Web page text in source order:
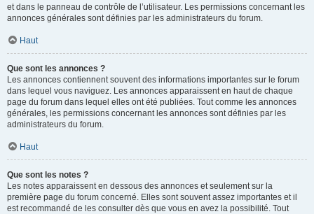
et dans le panneau de contrôle de l’utilisateur. Les permissions concernant les
annonces générales sont définies par les administrateurs du forum.
Haut
Que sont les annonces ?
Les annonces contiennent souvent des informations importantes sur le forum
dans lequel vous naviguez. Les annonces apparaissent en haut de chaque
page du forum dans lequel elles ont été publiées. Tout comme les annonces
générales, les permissions concernant les annonces sont définies par les
administrateurs du forum.
Haut
Que sont les notes ?
Les notes apparaissent en dessous des annonces et seulement sur la
première page du forum concerné. Elles sont souvent assez importantes et il
est recommandé de les consulter dès que vous en avez la possibilité. Tout